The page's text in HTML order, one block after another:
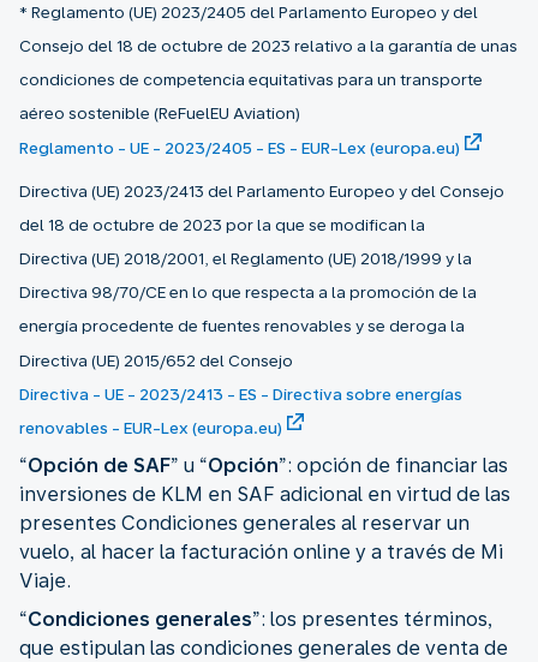
* Reglamento (UE) 2023/2405 del Parlamento Europeo y del
Consejo del 18 de octubre de 2023 relativo a la garantía de unas
condiciones de competencia equitativas para un transporte
aéreo sostenible (ReFuelEU Aviation)
Reglamento - UE - 2023/2405 - ES - EUR-Lex (europa.eu)
Directiva (UE) 2023/2413 del Parlamento Europeo y del Consejo
del 18 de octubre de 2023 por la que se modifican la
Directiva (UE) 2018/2001, el Reglamento (UE) 2018/1999 y la
Directiva 98/70/CE en lo que respecta a la promoción de la
energía procedente de fuentes renovables y se deroga la
Directiva (UE) 2015/652 del Consejo
Directiva - UE - 2023/2413 - ES - Directiva sobre energías
renovables - EUR-Lex (europa.eu)
“Opción de SAF” u “Opción”: opción de financiar las
inversiones de KLM en SAF adicional en virtud de las
presentes Condiciones generales al reservar un
vuelo, al hacer la facturación online y a través de Mi
Viaje.
“Condiciones generales”: los presentes términos,
que estipulan las condiciones generales de venta de